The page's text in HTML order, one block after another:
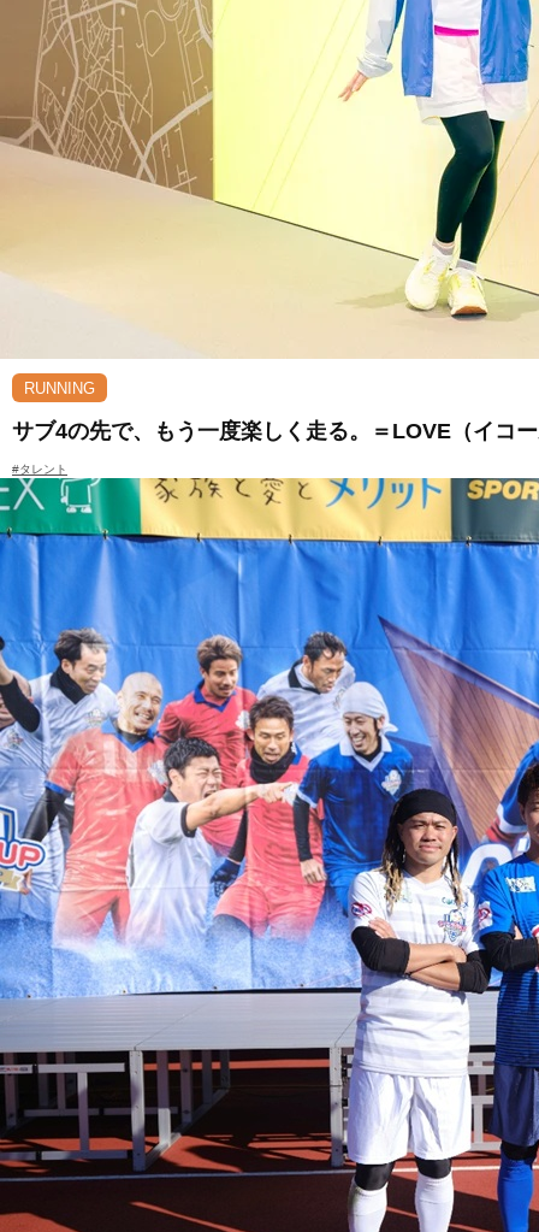
RUNNING
サブ4の先で、もう一度楽しく走る。＝LOVE（イコ
#タレント